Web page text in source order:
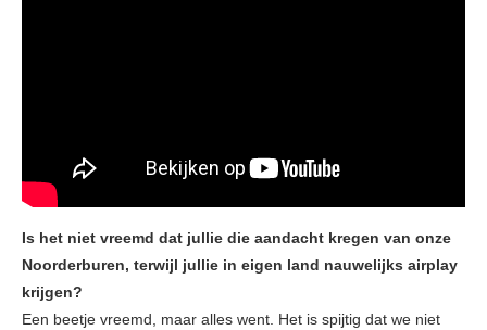
Is het niet vreemd dat jullie die aandacht kregen van onze
Noorderburen, terwijl jullie in eigen land nauwelijks airplay
krijgen?
Een beetje vreemd, maar alles went. Het is spijtig dat we niet